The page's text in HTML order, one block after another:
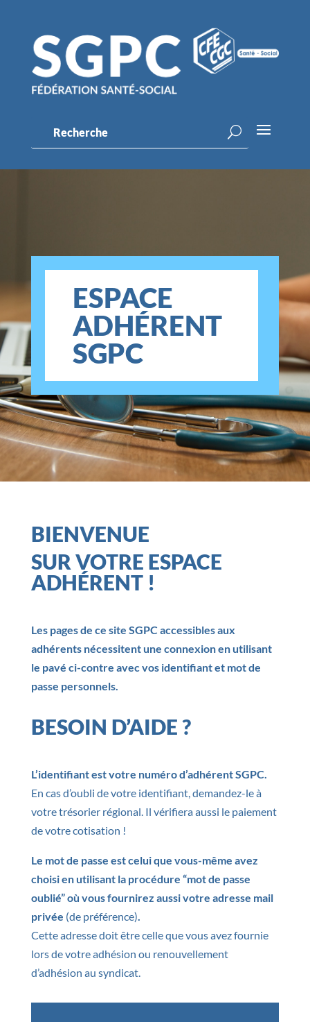
ESPACE
ADHÉRENT
SGPC
BIENVENUE
SUR VOTRE ESPACE
ADHÉRENT !
Les pages de ce site SGPC accessibles aux
adhérents nécessitent une connexion en utilisant
le pavé ci-contre avec vos identifiant et mot de
passe personnels.
BESOIN D’AIDE ?
L’identifiant est votre numéro d’adhérent SGPC.
En cas d’oubli de votre identifiant, demandez-le à
votre trésorier régional. Il vérifiera aussi le paiement
de votre cotisation !
Le mot de passe est celui que vous-même avez
choisi en utilisant la procédure “mot de passe
oublié” où vous fournirez aussi votre adresse mail
privée (de préférence).
Cette adresse doit être celle que vous avez fournie
lors de votre adhésion ou renouvellement
d’adhésion au syndicat.